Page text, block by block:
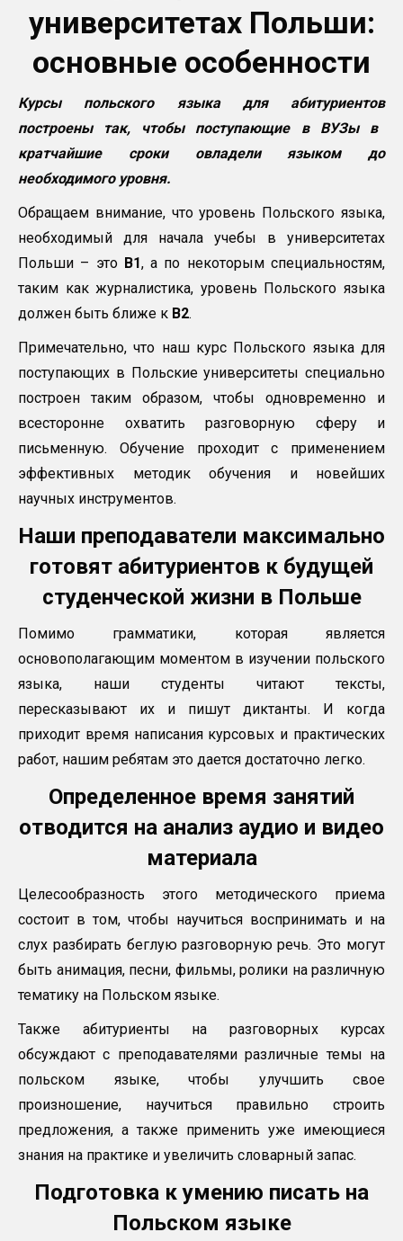
университетах Польши:
основные особенности
Курсы польского языка для абитуриентов
построены так, чтобы поступающие в ВУЗы в
кратчайшие сроки овладели языком до
необходимого уровня.
Обращаем внимание, что уровень Польского языка,
необходимый для начала учебы в университетах
Польши – это B1, а по некоторым специальностям,
таким как журналистика, уровень Польского языка
должен быть ближе к B2.
Примечательно, что наш курс Польского языка для
поступающих в Польские университеты специально
построен таким образом, чтобы одновременно и
всесторонне охватить разговорную сферу и
письменную. Обучение проходит с применением
эффективных методик обучения и новейших
научных инструментов.
Наши преподаватели максимально
готовят абитуриентов к будущей
студенческой жизни в Польше
Помимо грамматики, которая является
основополагающим моментом в изучении польского
языка, наши студенты читают тексты,
пересказывают их и пишут диктанты. И когда
приходит время написания курсовых и практических
работ, нашим ребятам это дается достаточно легко.
Определенное время занятий
отводится на анализ аудио и видео
материала
Целесообразность этого методического приема
состоит в том, чтобы научиться воспринимать и на
слух разбирать беглую разговорную речь. Это могут
быть анимация, песни, фильмы, ролики на различную
тематику на Польском языке.
Также абитуриенты на разговорных курсах
обсуждают с преподавателями различные темы на
польском языке, чтобы улучшить свое
произношение, научиться правильно строить
предложения, а также применить уже имеющиеся
знания на практике и увеличить словарный запас.
Подготовка к умению писать на
Польском языке